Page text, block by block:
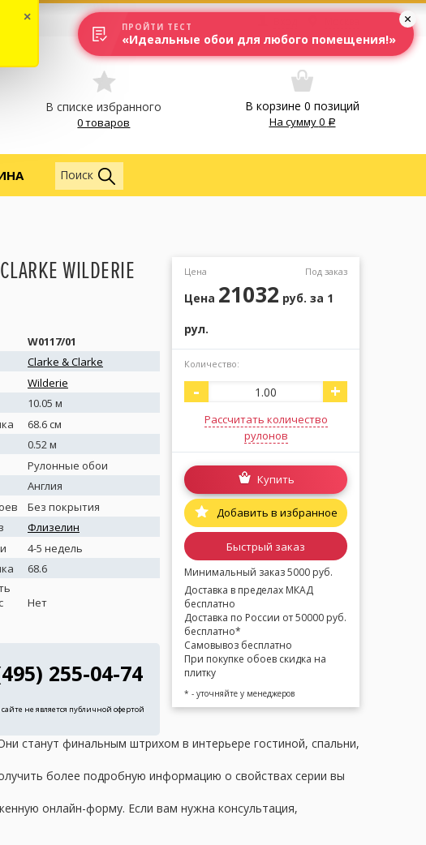
В списке избранного
0 товаров
В корзине 0 позиций
На сумму0
Обои
Поиск
WILDERIE
W0117/01
Clarke & Clarke
Wilderie
10.05 м
68.6 см
0.52 м
Рулонные обои
Англия
Без покрытия
Флизелин
4-5 недель
68.6
Нет
255-04-74
не является публичной офертой
Цена Под заказ
Цена 21032 руб. за 1
рул.
Количество:
- +
Рассчитать количество
рулонов
Купить
Добавить в избранное
Быстрый заказ
Минимальный заказ 5000 руб.
Доставка в пределах МКАД
бесплатно
Доставка по России от 50000 руб.
бесплатно*
Самовывоз бесплатно
При покупке обоев скидка на
плитку
* - уточняйте у менеджеров
станут финальным штрихом в интерьере гостиной, спальни,
более подробную информацию о свойствах серии вы
онлайн-форму. Если вам нужна консультация,
×
ПРОЙТИ ТЕСТ
«Идеальные обои для любого помещения!»